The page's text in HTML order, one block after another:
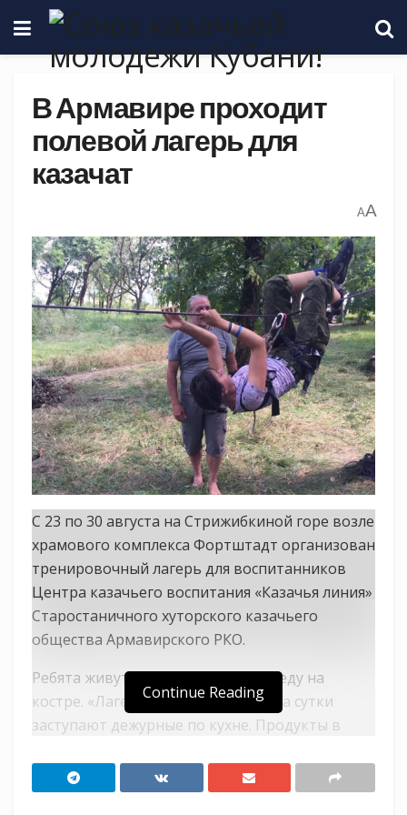
В Армавире проходит
полевой лагерь для
казачат
AA
С 23 по 30 августа на Стрижибкиной горе возле
храмового комплекса Фортштадт организован
тренировочный лагерь для воспитанников
Центра казачьего воспитания «Казачья линия»
Старостаничного хуторского казачьего
общества Армавирского РКО.
Ребята живут в палатках, готовят еду на
костре. «Лагерь круглосуточный, на сутки
заступают дежурные по кухне. Продукты в
выдаёт в соответствии с меню», — отметили
организаторы лагеря.
Continue Reading